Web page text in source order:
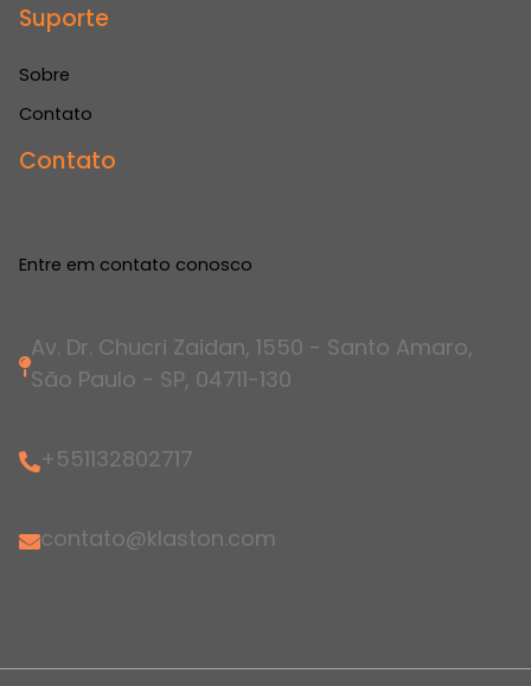
Suporte
Sobre
Contato
Contato
Entre em contato conosco
Av. Dr. Chucri Zaidan, 1550 - Santo Amaro,
São Paulo - SP, 04711-130
+551132802717
contato@klaston.com